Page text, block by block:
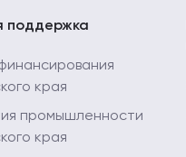
поддержка
края
промышленности
края